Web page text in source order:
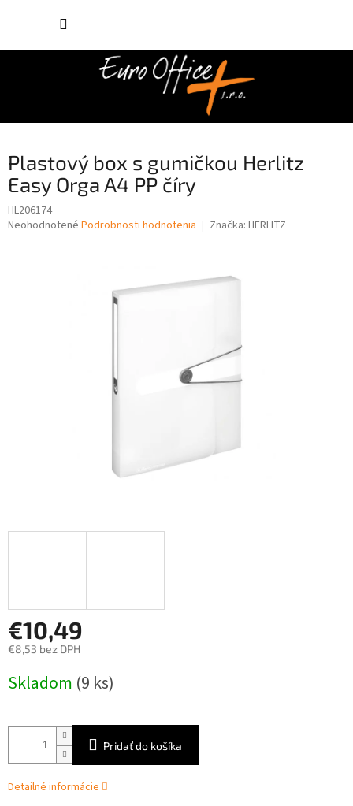
Plastový box s gumičkou Herlitz
Easy Orga A4 PP číry
HL206174
Priemerné
Neohodnotené Podrobnosti hodnotenia Značka: HERLITZ
€10,49
€8,53 bez DPH
cena:
Skladom (9 ks)
Pridať do košíka
Detailné informácie